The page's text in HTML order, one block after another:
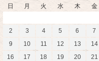
日 月 火 水 木 金
2
3 4 5 6 7
9
10 11 12 13 14
16
17 18 19 20 21